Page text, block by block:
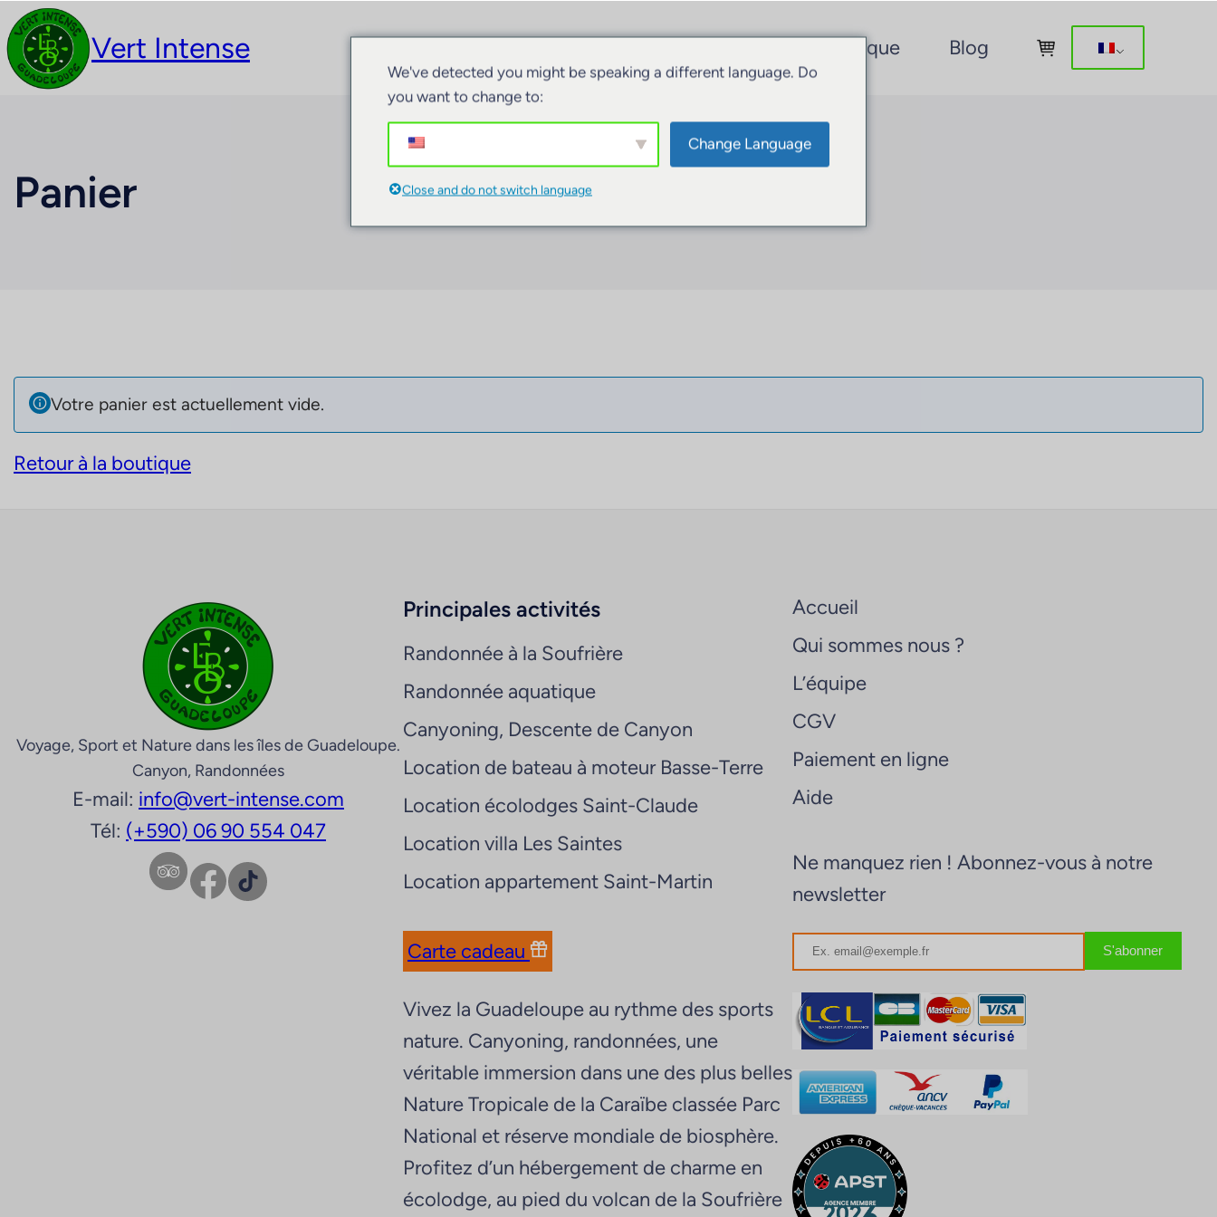
Vert Intense Boutique Blog
Panier
Votre panier est actuellement vide.
Retour à la boutique
Voyage, Sport et Nature dans les îles de Guadeloupe.
Canyon, Randonnées
E-mail: info@vert-intense.com
Tél: (+590) 06 90 554 047
Facebook TikTok
Principales activités
Randonnée à la Soufrière
Randonnée aquatique
Canyoning, Descente de Canyon
Location de bateau à moteur Basse-Terre
Location écolodges Saint-Claude
Location villa Les Saintes
Location appartement Saint-Martin
Carte cadeau
Vivez la Guadeloupe au rythme des sports
nature. Canyoning, randonnées, une
véritable immersion dans une des plus belles
Nature Tropicale de la Caraïbe classée Parc
National et réserve mondiale de biosphère.
Profitez d’un hébergement de charme en
écolodge, au pied du volcan de la Soufrière
Accueil
Qui sommes nous ?
L’équipe
CGV
Paiement en ligne
Aide
Ne manquez rien ! Abonnez-vous à notre
newsletter
We've detected you might be speaking a different language. Do
you want to change to:
Change Language
Close and do not switch language